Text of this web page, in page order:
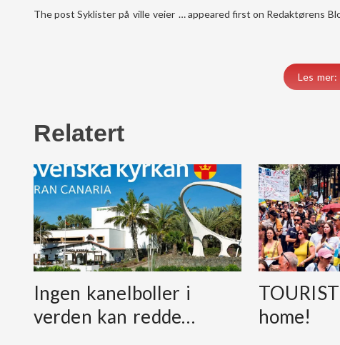
The post Syklister på ville veier …appeared first on Redaktørens
Les
Relatert
Ingen kanelboller i
verden kan redde…
home!